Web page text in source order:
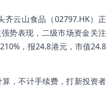
云山食品（02797.HK）正
势表现，二级市场资金关注
，报24.8港元，市值24.8
，不计手续费，打新投资者